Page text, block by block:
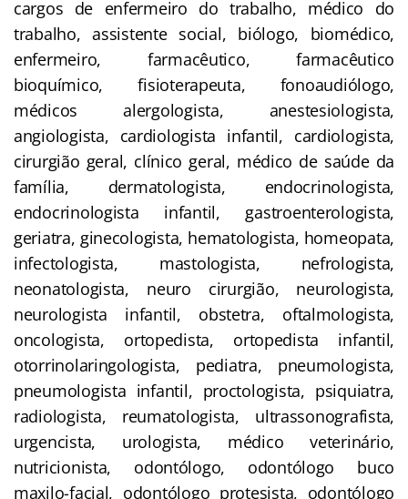
cargos de enfermeiro do trabalho, médico do
trabalho, assistente social, biólogo, biomédico,
enfermeiro, farmacêutico, farmacêutico
bioquímico, fisioterapeuta, fonoaudiólogo,
médicos alergologista, anestesiologista,
angiologista, cardiologista infantil, cardiologista,
cirurgião geral, clínico geral, médico de saúde da
família, dermatologista, endocrinologista,
endocrinologista infantil, gastroenterologista,
geriatra, ginecologista, hematologista, homeopata,
infectologista, mastologista, nefrologista,
neonatologista, neuro cirurgião, neurologista,
neurologista infantil, obstetra, oftalmologista,
oncologista, ortopedista, ortopedista infantil,
otorrinolaringologista, pediatra, pneumologista,
pneumologista infantil, proctologista, psiquiatra,
radiologista, reumatologista, ultrassonografista,
urgencista, urologista, médico veterinário,
nutricionista, odontólogo, odontólogo buco
maxilo-facial, odontólogo protesista, odontólogo